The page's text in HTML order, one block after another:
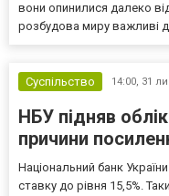
вони опинилися далеко
розбудова миру важливі
Суспільство 14:00, 31
НБУ підняв
причини
Національний банк
ставку до рівня 15,5%.